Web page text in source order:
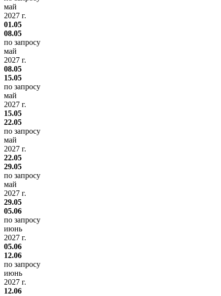
май
2027 г.
01.05
08.05
по запросу
май
2027 г.
08.05
15.05
по запросу
май
2027 г.
15.05
22.05
по запросу
май
2027 г.
22.05
29.05
по запросу
май
2027 г.
29.05
05.06
по запросу
июнь
2027 г.
05.06
12.06
по запросу
июнь
2027 г.
12.06